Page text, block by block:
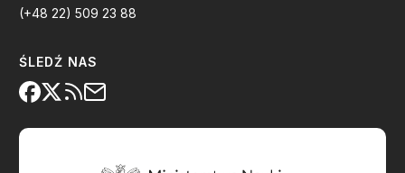
(+48 22) 509 23 88
ŚLEDŹ NAS